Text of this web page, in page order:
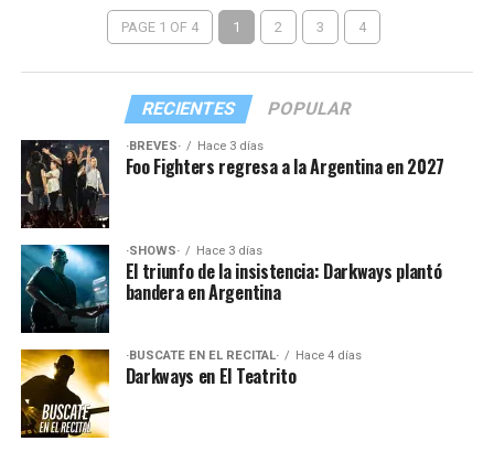
PAGE 1 OF 4 1 2 3 4
RECIENTES POPULAR
·BREVES· Hace 3 días
Foo Fighters regresa a la Argentina en 2027
·SHOWS· Hace 3 días
El triunfo de la insistencia: Darkways plantó
bandera en Argentina
·BUSCATE EN EL RECITAL· Hace 4 días
Darkways en El Teatrito